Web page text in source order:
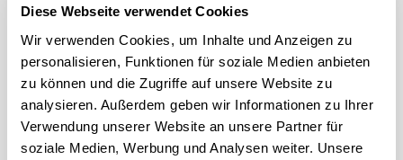
Diese Webseite verwendet Cookies
Wir verwenden Cookies, um Inhalte und Anzeigen zu
personalisieren, Funktionen für soziale Medien anbieten
zu können und die Zugriffe auf unsere Website zu
analysieren. Außerdem geben wir Informationen zu Ihrer
Verwendung unserer Website an unsere Partner für
soziale Medien, Werbung und Analysen weiter. Unsere
Idatzi hemen zure iradokizuna edo eskaera
Derrigorrezko eremuak